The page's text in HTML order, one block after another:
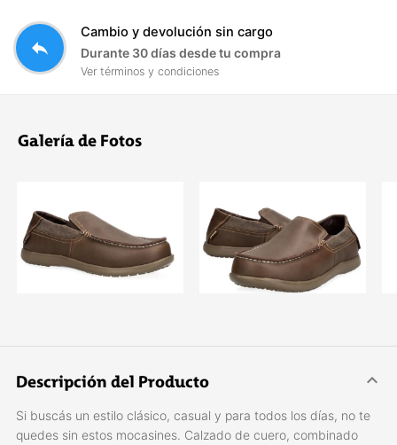
reply
Cambio y devolución sin cargo
Durante 30 días desde tu compra
Ver términos y condiciones
Galería de Fotos
Descripción del Producto
Si buscás un estilo clásico, casual y para todos los días, no te
quedes sin estos mocasines. Calzado de cuero, combinado